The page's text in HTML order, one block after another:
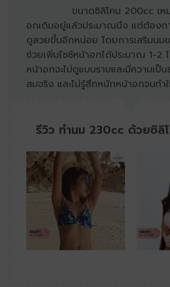
ขนาดซิลิโคน 200cc เหมา
อกเดิมอยู่แล้วประมาณนึง แต่ต้องก
ดูสวยขึ้นอีกหน่อย โดยการเสริมนม
ช่วยเพิ่มไซซ์หน้าอกได้ประมาณ 1-2
หน้าอกจะไม่ดูแบนราบและมีความเป็
สมจริง และไม่รู้สึกหนักหน้าอกจนทำ
รีวิว ทำนม 230cc ด้วยซิลิ